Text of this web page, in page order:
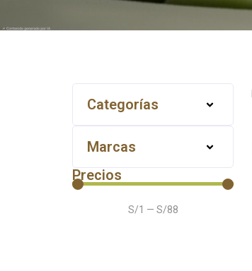
Categorías
Marcas
Precios
S/1 — S/88